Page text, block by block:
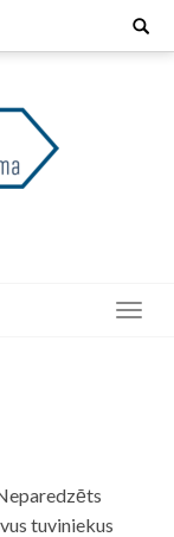
Search
tuviniekus